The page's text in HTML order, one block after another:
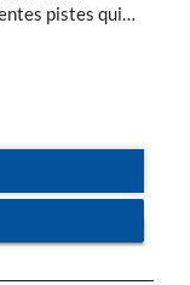
pistes qui
de la
:Le contexte du